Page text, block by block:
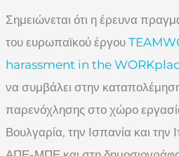
Σημειώνεται ότι η έρευνα
του ευρωπαϊκού έργου
harassment in the
να συμβάλει στην
παρενόχλησης στο χώρο
Βουλγαρία, την Ισπανία και την